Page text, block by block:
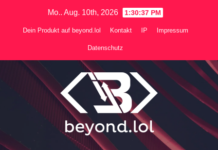
Mo.. Aug. 10th, 2026 1:30:37 PM
Dein Produkt auf beyond.lol Kontakt IP Impressum
Datenschutz